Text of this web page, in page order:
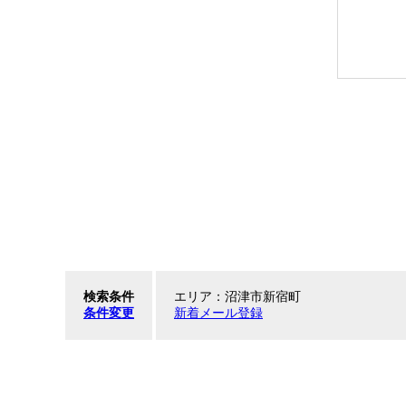
検索条件
条件変更
エリア：沼津市新宿町
新着メール登録